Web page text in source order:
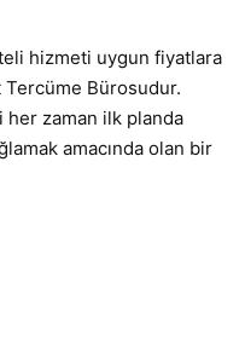
hizmeti uygun fiyatlara
Bürosudur.
zaman ilk planda
amacında olan bir